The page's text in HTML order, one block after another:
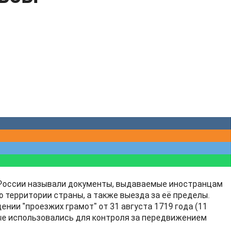
называли документы, выдаваемые иностранцам
страны, а также выезда за её пределы.
"проезжих грамот" от 31 августа 1719 года (11
использовались для контроля за передвижением